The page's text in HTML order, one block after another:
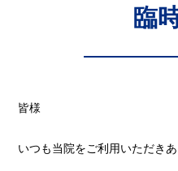
臨
皆様
いつも当院をご利用いただき